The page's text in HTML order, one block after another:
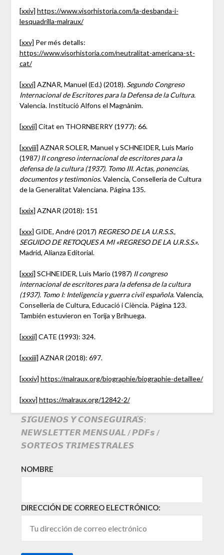
[xxiv] https://www.visorhistoria.com/la-desbanda-i-
lesquadrilla-malraux/
[xxv] Per més detalls:
https://www.visorhistoria.com/neutralitat-americana-st-
cat/
[xxvi] AZNAR, Manuel (Ed.) (2018). Segundo Congreso
Internacional de Escritores para la Defensa de la Cultura.
Valencia. Institució Alfons el Magnànim.
[xxvii] Citat en THORNBERRY (1977): 66.
[xxviii] AZNAR SOLER, Manuel y SCHNEIDER, Luis Mario
(1987) II congreso internacional de escritores para la
defensa de la cultura (1937). Tomo III. Actas, ponencias,
documentos y testimonios. Valencia, Consellería de Cultura
de la Generalitat Valenciana. Página 135.
[xxix] AZNAR (2018): 151
[xxx] GIDE, André (2017) REGRESO DE LA U.R.S.S.,
SEGUIDO DE RETOQUES A MI «REGRESO DE LA U.R.S.S.».
Madrid, Alianza Editorial.
[xxxi] SCHNEIDER, Luis Mario (1987) II congreso
internacional de escritores para la defensa de la cultura
(1937). Tomo I: Inteligencia y guerra civil española. Valencia,
Conselleria de Cultura, Educació i Ciència. Página 123.
También estuvieron en Torija y Brihuega.
[xxxii] CATE (1993): 324.
[xxxiii] AZNAR (2018): 697.
[xxxiv] https://malraux.org/biographie/biographie-detaillee/
[xxxv] https://malraux.org/12842-2/
𝙎𝙄́𝙂𝙐𝙀𝙉𝙊𝙎 𝙔 𝘾𝙊𝙉𝙎𝙀𝙂𝙐𝙄𝙍𝘼́𝙎:
𝙉𝙀𝙒𝙎𝙇𝙀𝙏𝙏𝙀𝙍 𝙈𝙀𝙉𝙎𝙐𝘼𝙇 / 𝙋𝘿𝙁𝙨 /
𝙎𝙊𝙍𝙏𝙀𝙊𝙎 𝙏𝙍𝙄𝙈𝙀𝙎𝙏𝙍𝘼𝙇𝙀𝙎
NOMBRE
DIRECCIÓN DE CORREO ELECTRÓNICO: